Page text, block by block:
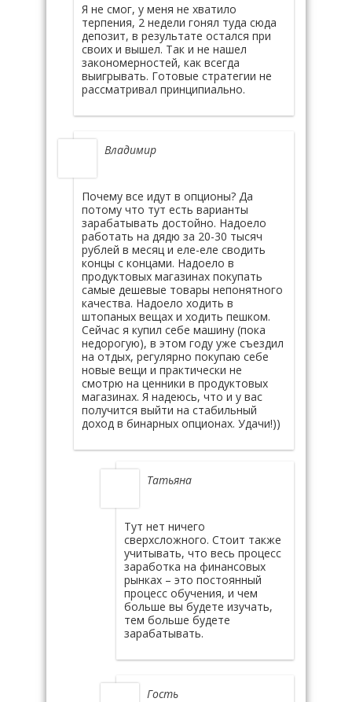
Я не смог, у меня не хватило
терпения, 2 недели гонял туда сюда
депозит, в результате остался при
своих и вышел. Так и не нашел
закономерностей, как всегда
выигрывать. Готовые стратегии не
рассматривал принципиально.
Владимир
Почему все идут в опционы? Да
потому что тут есть варианты
зарабатывать достойно. Надоело
работать на дядю за 20-30 тысяч
рублей в месяц и еле-еле сводить
концы с концами. Надоело в
продуктовых магазинах покупать
самые дешевые товары непонятного
качества. Надоело ходить в
штопаных вещах и ходить пешком.
Сейчас я купил себе машину (пока
недорогую), в этом году уже съездил
на отдых, регулярно покупаю себе
новые вещи и практически не
смотрю на ценники в продуктовых
магазинах. Я надеюсь, что и у вас
получится выйти на стабильный
доход в бинарных опционах. Удачи!))
Татьяна
Тут нет ничего
сверхсложного. Стоит также
учитывать, что весь процесс
заработка на финансовых
рынках – это постоянный
процесс обучения, и чем
больше вы будете изучать,
тем больше будете
зарабатывать.
Гость